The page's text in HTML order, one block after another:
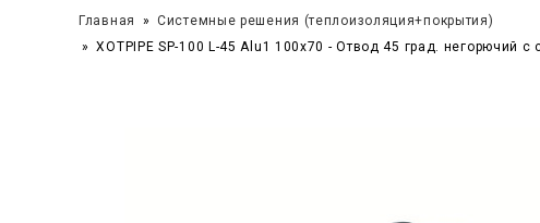
Главная
Системные решения (теплоизоляция+покрытия)
XOTPIPE SP-100 L-45 Alu1 100x70 - Отвод 45 град.